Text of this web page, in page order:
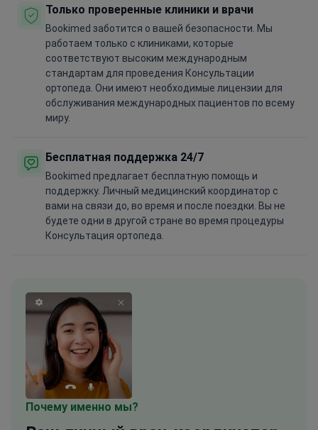
Только проверенные клиники и врачи
Bookimed заботится о вашей безопасности. Мы
работаем только с клиниками, которые
соответствуют высоким международным
стандартам для проведения Консультации
ортопеда. Они имеют необходимые лицензии для
обслуживания международных пациентов по всему
миру.
Бесплатная поддержка 24/7
Bookimed предлагает бесплатную помощь и
поддержку. Личный медицинский координатор с
вами на связи до, во время и после поездки. Вы не
будете одни в другой стране во время процедуры
Консультация ортопеда.
Почему именно мы?